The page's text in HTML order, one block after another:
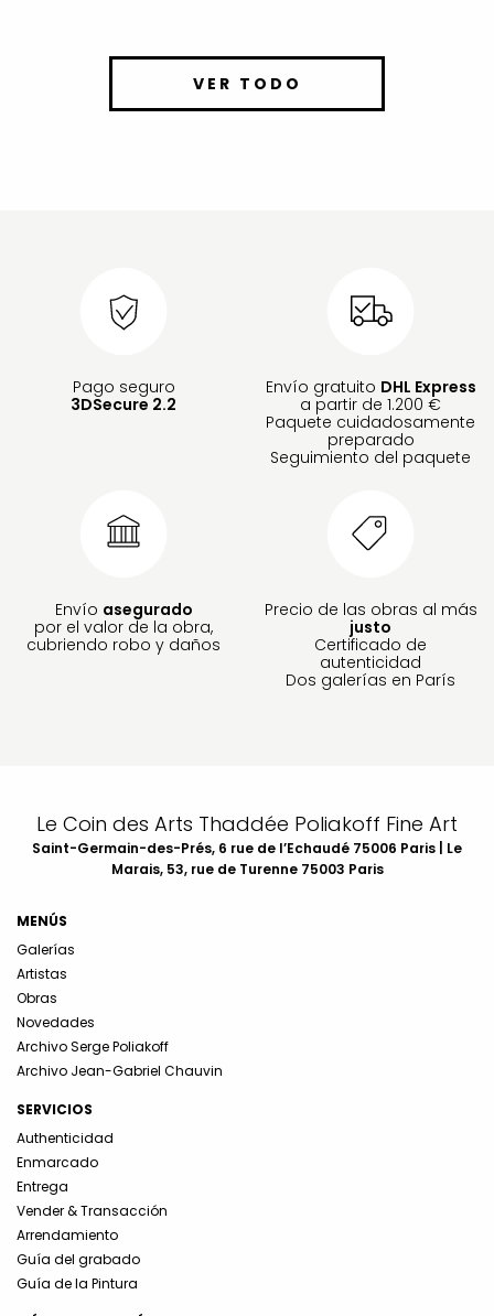
VER TODO
Pago seguro
3DSecure 2.2
Envío gratuito DHL Express
a partir de 1.200 €
Paquete cuidadosamente
preparado
Seguimiento del paquete
Envío asegurado
por el valor de la obra,
cubriendo robo y daños
Precio de las obras al más
justo
Certificado de
autenticidad
Dos galerías en París
Le Coin des Arts Thaddée Poliakoff Fine Art
Saint-Germain-des-Prés, 6 rue de l’Echaudé 75006 Paris | Le
Marais, 53, rue de Turenne 75003 Paris
MENÚS
Galerías
Artistas
Obras
Novedades
Archivo Serge Poliakoff
Archivo Jean-Gabriel Chauvin
SERVICIOS
Authenticidad
Enmarcado
Entrega
Vender & Transacción
Arrendamiento
Guía del grabado
Guía de la Pintura